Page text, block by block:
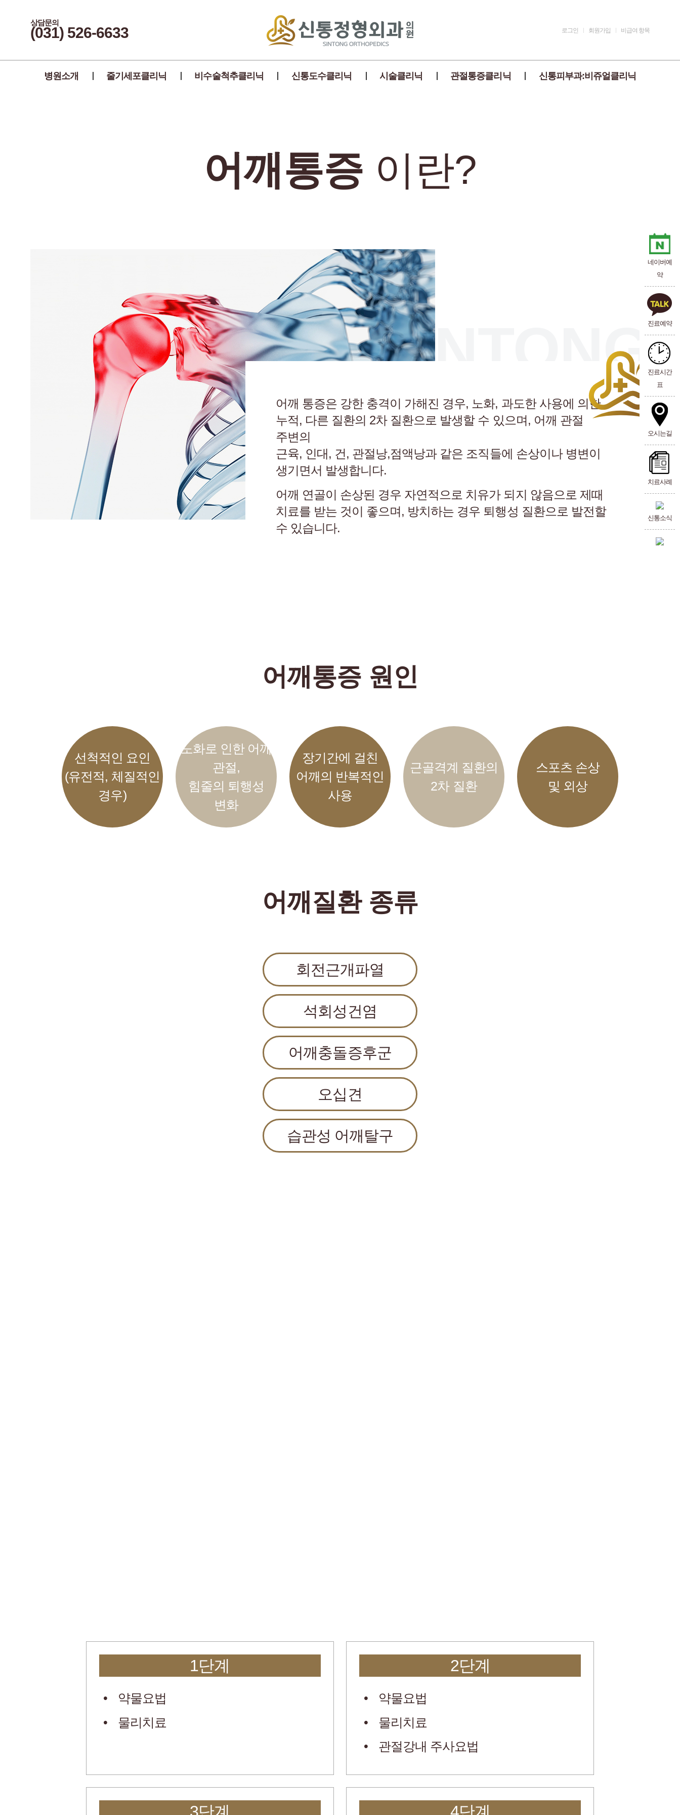
상담문의
(031) 526-6633 로그인 회원가입 비급여 항목
병원소개 줄기세포클리닉 비수술척추클리닉 신통도수클리닉 시술클리닉 관절통증클리닉 신통피부과:비쥬얼클리닉
어깨통증 이란?
어깨 통증은 강한 충격이 가해진 경우, 노화, 과도한 사용에 의한
누적, 다른 질환의 2차 질환으로 발생할 수 있으며, 어깨 관절
주변의
근육, 인대, 건, 관절낭,점액낭과 같은 조직들에 손상이나 병변이
생기면서 발생합니다.
어깨 연골이 손상된 경우 자연적으로 치유가 되지 않음으로 제때
치료를 받는 것이 좋으며, 방치하는 경우 퇴행성 질환으로 발전할
수 있습니다.
SINTONG
어깨통증 원인
선척적인 요인
(유전적, 체질적인
경우)
노화로 인한 어깨
관절,
힘줄의 퇴행성
변화
장기간에 걸친
어깨의 반복적인
사용
근골격계 질환의
2차 질환
스포츠 손상
및 외상
어깨질환 종류
회전근개파열
석회성건염
어깨충돌증후군
오십견
습관성 어깨탈구
1단계
약물요법
물리치료
2단계
약물요법
물리치료
관절강내 주사요법
네이버예
약
진료예약
진료시간
표
오시는길
치료사례
신통소식